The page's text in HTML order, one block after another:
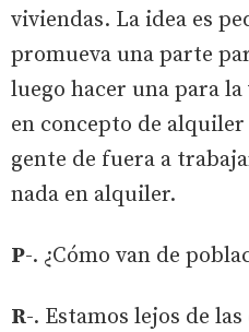
viviendas. La idea es
promueva una parte
luego hacer una para
en concepto de
gente de fuera a
nada en alquiler.
P-. ¿Cómo van de
R-. Estamos lejos de